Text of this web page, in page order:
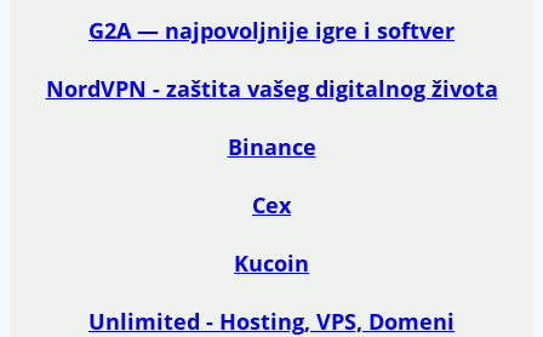
G2A — najpovoljnije igre i softver
NordVPN - zaštita vašeg digitalnog života
Binance
Cex
Kucoin
Unlimited - Hosting, VPS, Domeni